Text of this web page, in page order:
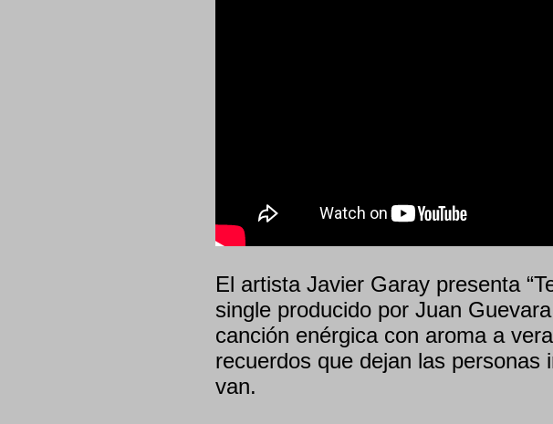
El artista Javier Garay presenta
single producido por Juan
canción enérgica con aroma a
recuerdos que dejan las personas
van.